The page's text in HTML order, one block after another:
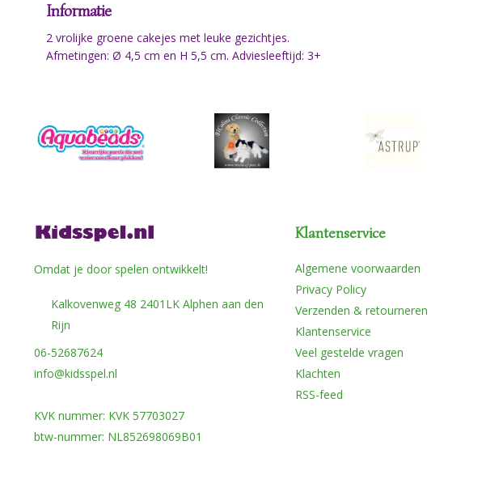
Informatie
2 vrolijke groene cakejes met leuke gezichtjes.
Afmetingen: Ø 4,5 cm en H 5,5 cm. Adviesleeftijd: 3+
Omdat je door spelen ontwikkelt!
Kalkovenweg 48 2401LK Alphen aan den
Rijn
06-52687624
info@kidsspel.nl
KVK nummer: KVK 57703027
btw-nummer: NL852698069B01
Klantenservice
Algemene voorwaarden
Privacy Policy
Verzenden & retourneren
Klantenservice
Veel gestelde vragen
Klachten
RSS-feed